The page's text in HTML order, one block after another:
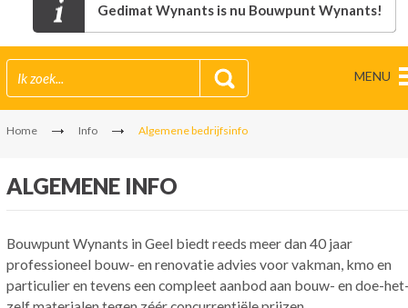
Gedimat Wynants is nu Bouwpunt Wynants!
MENU
Home Info Algemene bedrijfsinfo
ALGEMENE INFO
Bouwpunt Wynants in Geel biedt reeds meer dan 40 jaar
professioneel bouw- en renovatie advies voor vakman, kmo en
particulier en tevens een compleet aanbod aan bouw- en doe-